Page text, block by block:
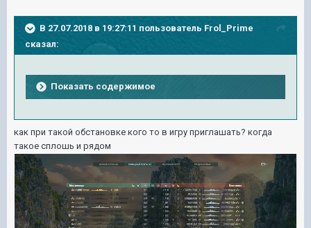
В 27.07.2018 в 19:27:11 пользователь Frol_Prime
сказал:
Показать содержимое
как при такой обстановке кого то в игру приглашать? когда
такое сплошь и рядом